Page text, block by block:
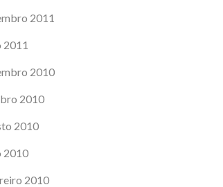
2011
2011
2010
2010
2010
2010
2010